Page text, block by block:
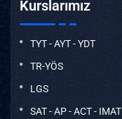
Kurslarımız
TYT - AYT - YDT
TR-YÖS
LGS
SAT - AP - ACT - IMAT